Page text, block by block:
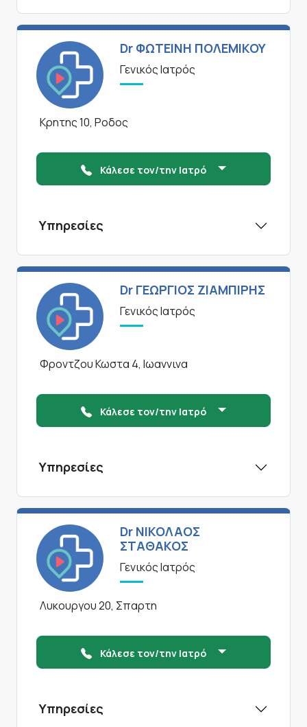
Dr ΦΩΤΕΙΝΗ ΠΟΛΕΜΙΚΟΥ
Γενικός Ιατρός
Κρητης 10, Ροδος
Κάλεσε τον/την Ιατρό
Υπηρεσίες
Dr ΓΕΩΡΓΙΟΣ ΖΙΑΜΠΙΡΗΣ
Γενικός Ιατρός
Φροντζου Κωστα 4, Ιωαννινα
Κάλεσε τον/την Ιατρό
Υπηρεσίες
Dr ΝΙΚΟΛΑΟΣ
ΣΤΑΘΑΚΟΣ
Γενικός Ιατρός
Λυκουργου 20, Σπαρτη
Κάλεσε τον/την Ιατρό
Υπηρεσίες